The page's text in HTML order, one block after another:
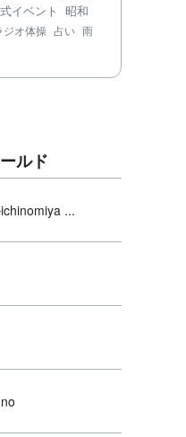
イベント 昭和
ジオ体操 占い 雨
ルド
...